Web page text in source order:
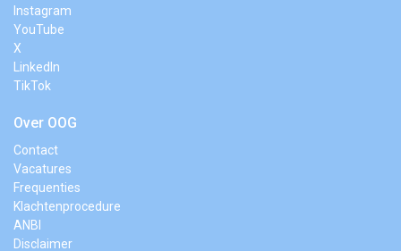
Instagram
YouTube
X
LinkedIn
TikTok
Over OOG
Contact
Vacatures
Frequenties
Klachtenprocedure
ANBI
Disclaimer